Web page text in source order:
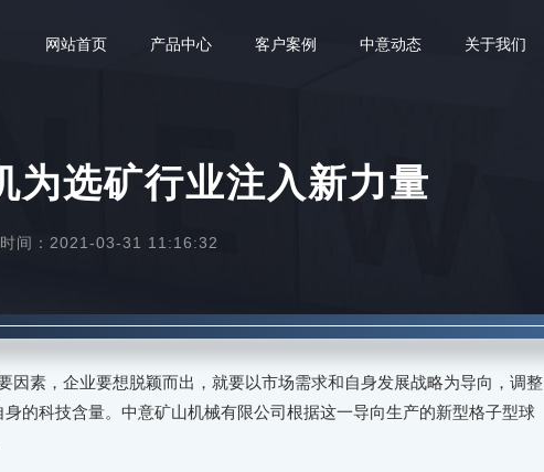
网站首页 产品中心 客户案例 中意动态 关于我们
为选矿行业注入新力量
间：2021-03-31 11:16:32
素，企业要想脱颖而出，就要以市场需求和自身发展战略为导向，调整
的科技含量。中意矿山机械有限公司根据这一导向生产的新型格子型球